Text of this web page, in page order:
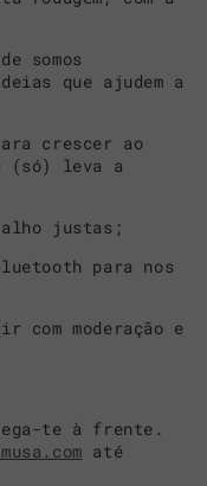
somos
que ajudem a
crescer ao
(só) leva a
justas;
para nos
com moderação e
te à frente.
até